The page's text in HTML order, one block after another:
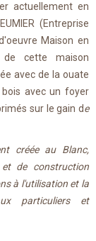
actuellement en
(Entreprise
Maison en
de cette maison
avec de la ouate
avec un foyer
sur le gain de
créée au Blanc,
de construction
à l'utilisation et la
particuliers et